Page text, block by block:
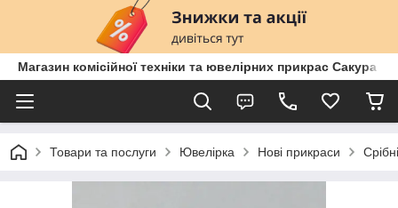
Магазин комісійної техніки та ювелірних прикрас Сакура
Товари та послуги Ювелірка Нові прикраси